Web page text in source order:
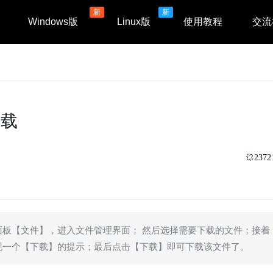
Windows版
新
Linux版
新
使用教程 交
【文件】，进入文件管理界面； 然后选择需要下载的文件；接着
个【下载】的提示；最后点击【下载】即可下载该文件了。